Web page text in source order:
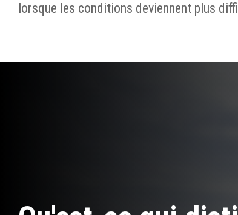
lorsque les conditions deviennent plus